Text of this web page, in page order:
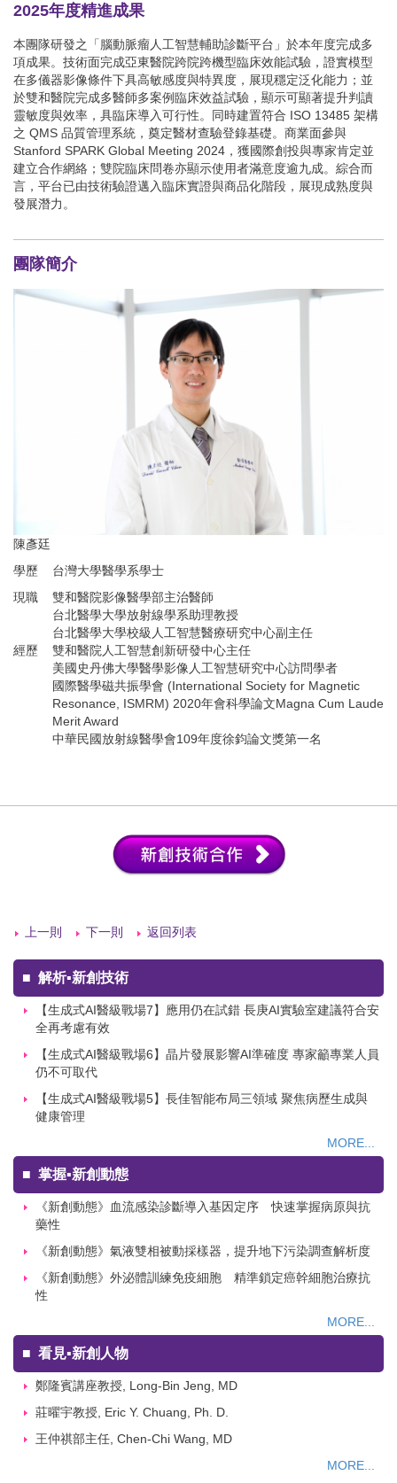
2025年度精進成果
本團隊研發之「腦動脈瘤人工智慧輔助診斷平台」於本年度完成多
項成果。技術面完成亞東醫院跨院跨機型臨床效能試驗，證實模型
在多儀器影像條件下具高敏感度與特異度，展現穩定泛化能力；並
於雙和醫院完成多醫師多案例臨床效益試驗，顯示可顯著提升判讀
靈敏度與效率，具臨床導入可行性。同時建置符合 ISO 13485 架構
之 QMS 品質管理系統，奠定醫材查驗登錄基礎。商業面參與
Stanford SPARK Global Meeting 2024，獲國際創投與專家肯定並
建立合作網絡；雙院臨床問卷亦顯示使用者滿意度逾九成。綜合而
言，平台已由技術驗證邁入臨床實證與商品化階段，展現成熟度與
發展潛力。
團隊簡介
陳彥廷
學歷
台灣大學醫學系學士
現職
雙和醫院影像醫學部主治醫師
台北醫學大學放射線學系助理教授
台北醫學大學校級人工智慧醫療研究中心副主任
經歷
雙和醫院人工智慧創新研發中心主任
美國史丹佛大學醫學影像人工智慧研究中心訪問學者
國際醫學磁共振學會 (International Society for Magnetic
Resonance, ISMRM) 2020年會科學論文Magna Cum Laude
Merit Award
中華民國放射線醫學會109年度徐鈞論文獎第一名
上一則 下一則 返回列表
■ 解析▪新創技術
【生成式AI醫級戰場7】應用仍在試錯 長庚AI實驗室建議符合安
全再考慮有效
【生成式AI醫級戰場6】晶片發展影響AI準確度 專家籲專業人員
仍不可取代
【生成式AI醫級戰場5】長佳智能布局三領域 聚焦病歷生成與
健康管理
MORE...
■ 掌握▪新創動態
《新創動態》血流感染診斷導入基因定序 快速掌握病原與抗
藥性
《新創動態》氣液雙相被動採樣器，提升地下污染調查解析度
《新創動態》外泌體訓練免疫細胞 精準鎖定癌幹細胞治療抗
性
MORE...
■ 看見▪新創人物
鄭隆賓講座教授, Long-Bin Jeng, MD
莊曜宇教授, Eric Y. Chuang, Ph. D.
王仲祺部主任, Chen-Chi Wang, MD
MORE...